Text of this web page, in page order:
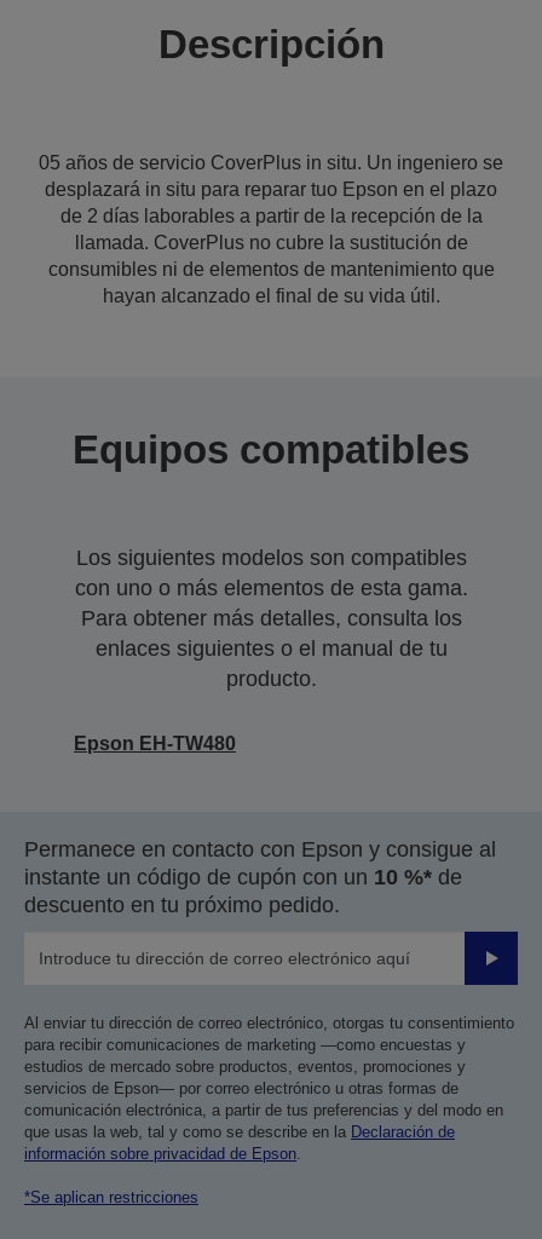
Descripción
05 años de servicio CoverPlus in situ. Un ingeniero se
desplazará in situ para reparar tuo Epson en el plazo
de 2 días laborables a partir de la recepción de la
llamada. CoverPlus no cubre la sustitución de
consumibles ni de elementos de mantenimiento que
hayan alcanzado el final de su vida útil.
Equipos compatibles
Los siguientes modelos son compatibles
con uno o más elementos de esta gama.
Para obtener más detalles, consulta los
enlaces siguientes o el manual de tu
producto.
Epson EH-TW480
Permanece en contacto con Epson y consigue al
instante un código de cupón con un 10 %* de
descuento en tu próximo pedido.
Enviar
Al enviar tu dirección de correo electrónico, otorgas tu consentimiento
para recibir comunicaciones de marketing —como encuestas y
estudios de mercado sobre productos, eventos, promociones y
servicios de Epson— por correo electrónico u otras formas de
comunicación electrónica, a partir de tus preferencias y del modo en
que usas la web, tal y como se describe en la Declaración de
información sobre privacidad de Epson.
*Se aplican restricciones